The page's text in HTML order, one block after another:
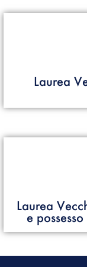
Laurea
Laurea
e